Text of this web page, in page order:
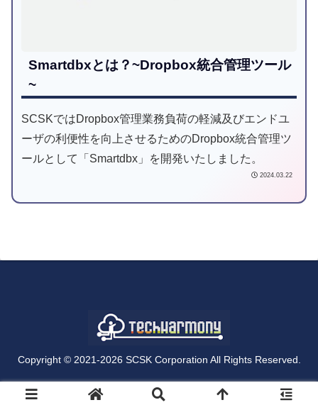
Smartdbxとは？~Dropbox統合管理ツール
~
SCSKではDropbox管理業務負荷の軽減及びエンドユ
ーザの利便性を向上させるためのDropbox統合管理ツ
ールとして「Smartdbx」を開発いたしました。
2024.03.22
Copyright © 2021-2026 SCSK Corporation All Rights Reserved.